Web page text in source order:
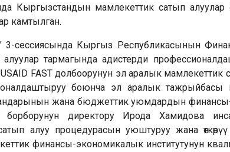
Кыргызстандын мамлекеттик сатып
камтылган.
3-сессиясында Кыргыз Республикасынын
тармагында адистерди
FAST долбоорунун эл аралык
боюнча эл аралык тажрыйбасы
жана бюджеттик уюмдардын финансы-
директору Ирода Хамидова
алуу процедурасын уюштуруу жана
финансы-экономикалык институтунун